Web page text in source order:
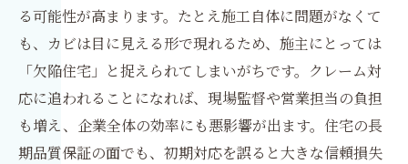
る可能性が高まります。たとえ施工自体に問題がなくて
も、カビは目に見える形で現れるため、施主にとっては
「欠陥住宅」と捉えられてしまいがちです。クレーム対
応に追われることになれば、現場監督や営業担当の負担
も増え、企業全体の効率にも悪影響が出ます。住宅の長
期品質保証の面でも、初期対応を誤ると大きな信頼損失